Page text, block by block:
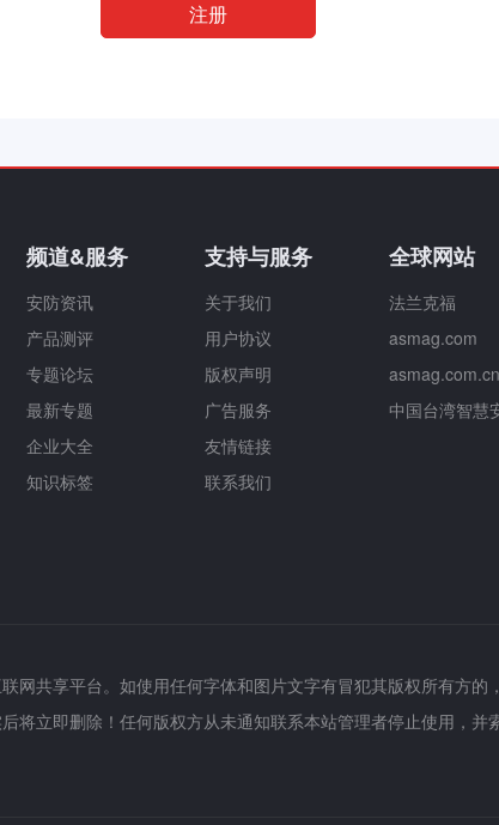
频道&服务
安防资讯
产品测评
专题论坛
最新专题
企业大全
知识标签
支持与服务
关于我们
用户协议
版权声明
广告服务
友情链接
联系我们
全球网站
法兰克福
asmag.com
asmag.com.cn
中国台湾智慧
网共享平台。如使用任何字体和图片文字有冒犯其版权所有方
将立即删除！任何版权方从未通知联系本站管理者停止使用，